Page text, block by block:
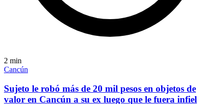
2 min
Cancún
Sujeto le robó más de 20 mil pesos en objetos de
valor en Cancún a su ex luego que le fuera infiel